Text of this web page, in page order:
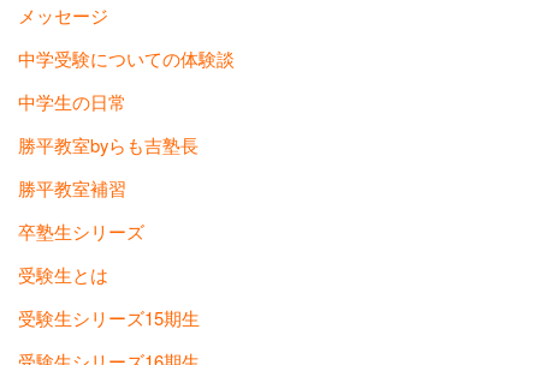
メッセージ
中学受験についての体験談
中学生の日常
勝平教室byらも吉塾長
勝平教室補習
卒塾生シリーズ
受験生とは
受験生シリーズ15期生